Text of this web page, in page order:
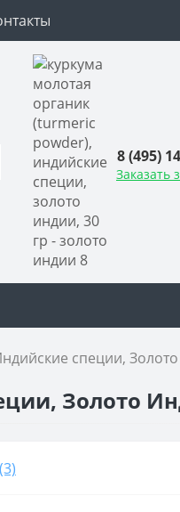
8 (495)
Заказать
специи,
Золото
(3)